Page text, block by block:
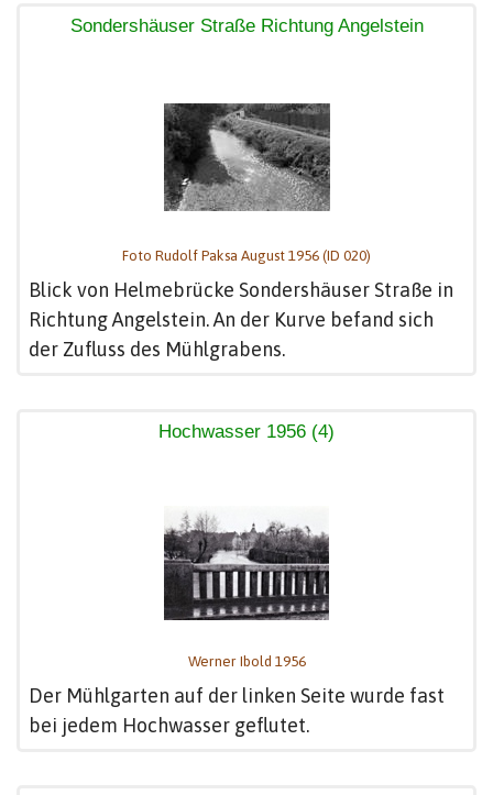
Sondershäuser Straße Richtung Angelstein
Foto Rudolf Paksa August 1956 (ID 020)
Blick von Helmebrücke Sondershäuser Straße in
Richtung Angelstein. An der Kurve befand sich
der Zufluss des Mühlgrabens.
Hochwasser 1956 (4)
Werner Ibold 1956
Der Mühlgarten auf der linken Seite wurde fast
bei jedem Hochwasser geflutet.